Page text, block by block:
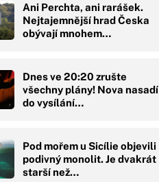
Ani Perchta, ani rarášek.
Nejtajemnější hrad Česka
obývají mnohem…
Dnes ve 20:20 zrušte
všechny plány! Nova nasadí
do vysílání…
Pod mořem u Sicílie objevili
podivný monolit. Je dvakrát
starší než…